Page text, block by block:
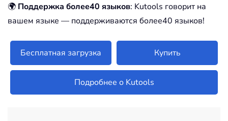
🌍 Поддержка более40 языков: Kutools говорит на
вашем языке — поддерживаются более40 языков!
Бесплатная загрузка Купить
Подробнее о Kutools